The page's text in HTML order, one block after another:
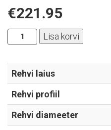
€221.95
Pirelli
-
ZERO™
-
275/30R19
Lisa korvi
Rehvi laius
Rehvi profiil
Rehvi diameeter